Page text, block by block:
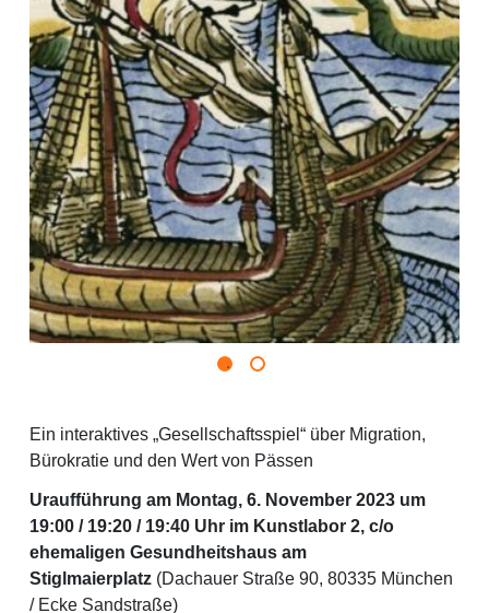
Ein interaktives „Gesellschaftsspiel“ über Migration,
Bürokratie und den Wert von Pässen
Uraufführung am Montag, 6. November 2023 um
19:00 / 19:20 / 19:40 Uhr im Kunstlabor 2, c/o
ehemaligen Gesundheitshaus am
Stiglmaierplatz (Dachauer Straße 90, 80335 München
/ Ecke Sandstraße)